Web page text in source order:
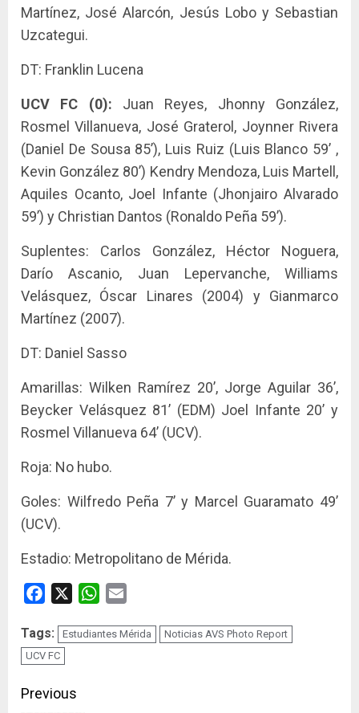
Martínez, José Alarcón, Jesús Lobo y Sebastian
Uzcategui.
DT: Franklin Lucena
UCV FC (0): Juan Reyes, Jhonny González,
Rosmel Villanueva, José Graterol, Joynner Rivera
(Daniel De Sousa 85’), Luis Ruiz (Luis Blanco 59’ ,
Kevin González 80’) Kendry Mendoza, Luis Martell,
Aquiles Ocanto, Joel Infante (Jhonjairo Alvarado
59’) y Christian Dantos (Ronaldo Peña 59’).
Suplentes: Carlos González, Héctor Noguera,
Darío Ascanio, Juan Lepervanche, Williams
Velásquez, Óscar Linares (2004) y Gianmarco
Martínez (2007).
DT: Daniel Sasso
Amarillas: Wilken Ramírez 20’, Jorge Aguilar 36’,
Beycker Velásquez 81’ (EDM) Joel Infante 20’ y
Rosmel Villanueva 64’ (UCV).
Roja: No hubo.
Goles: Wilfredo Peña 7’ y Marcel Guaramato 49’
(UCV).
Estadio: Metropolitano de Mérida.
Facebook WhatsApp
Tags: Estudiantes Mérida
Noticias AVS Photo Report
UCV FC
Continue
Previous